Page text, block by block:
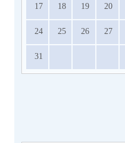
17 18 19 20
24 25 26 27
31